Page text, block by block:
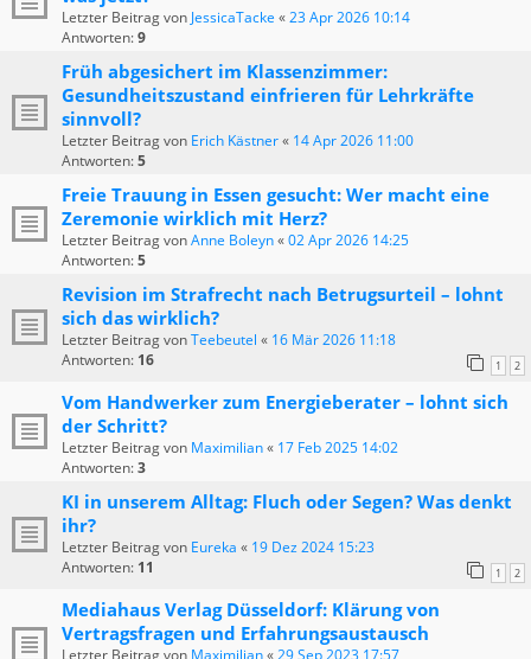
Letzter Beitrag von JessicaTacke «23 Apr 2026 10:14
Antworten:9
Früh abgesichert im Klassenzimmer:
Gesundheitszustand einfrieren für Lehrkräfte
sinnvoll?
Letzter Beitrag von Erich Kästner« 14 Apr 2026 11:00
Antworten:5
Freie Trauung in Essen gesucht: Wer macht eine
Zeremonie wirklich mit Herz?
Letzter Beitrag vonAnne Boleyn«02 Apr 2026 14:25
Antworten:5
Revision im Strafrecht nach Betrugsurteil – lohnt
sich das wirklich?
Letzter Beitrag vonTeebeutel « 16 Mär 2026 11:18
Antworten: 16 1 2
Vom Handwerker zum Energieberater – lohnt sich
der Schritt?
Letzter Beitrag von Maximilian« 17 Feb 2025 14:02
Antworten:3
KI in unserem Alltag: Fluch oder Segen? Was denkt
ihr?
Letzter Beitrag von Eureka « 19 Dez 2024 15:23
Antworten: 11 1 2
Mediahaus Verlag Düsseldorf: Klärung von
Vertragsfragen und Erfahrungsaustausch